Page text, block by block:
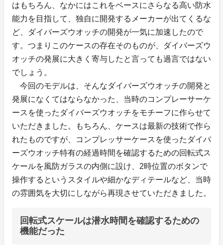
はもちろん、なかにはこれをベースにさらなる高い防水
能力を目指して、独自に開発するメーカーが出てくるな
ど、ダイバーズウオッチの開発が一気に加速したので
す。つまりこのケースの存在そのものが、ダイバーズウ
オッチの発展に大きく寄与したと言っても過言ではない
でしょう。
今回のモデルは、そんなダイバーズウオッチの開発と
発展になくてはならなかった、当時のコンプレーサーケ
ースを使ったダイバーズウオッチをモチーフに作らせて
いただきました。もちろん、ケースは最新の技術で作ら
れたものですが、コンプレッサーケースを使ったダイバ
ーズウオッチ特有の経過時間を確認するための回転式ス
ケールを風防ガラスの内側に設け、2時位置のボタンで
操作するというスタイルや細かなディテールなど、当時
の雰囲気を大切にしながら再現させていただきました。
回転式スケールは潜水時間を確認するための
機能だった